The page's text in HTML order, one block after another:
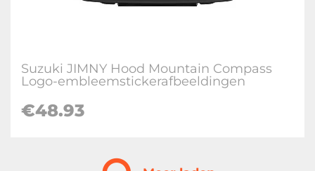
Suzuki JIMNY Hood Mountain Compass
Logo-embleemstickerafbeeldingen
€48.93